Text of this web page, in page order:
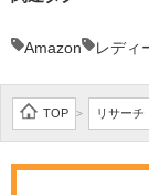
Amazon レディ
TOP > リサーチ